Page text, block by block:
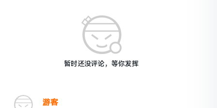
暂时还没评论，等你发挥
游客